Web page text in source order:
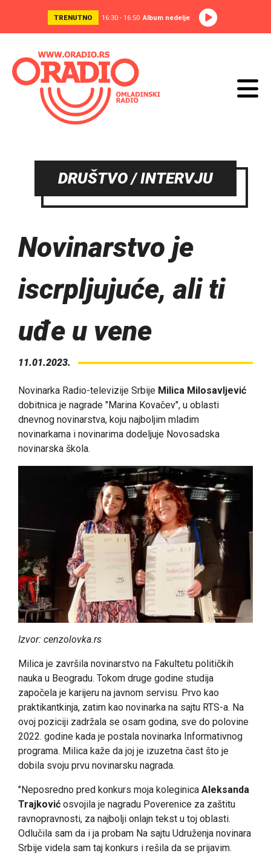
TRENUTNO 16:30 - 16:50 Album nedelje
DRUŠTVO / INTERVJU
Novinarstvo je
iscrpljujuće, ali ti
uđe u vene
11.01.2023.
Novinarka Radio-televizije Srbije Milica Milosavljević
dobitnica je nagrade "Marina Kovačev", u oblasti
dnevnog novinarstva, koju najboljim mladim
novinarkama i novinarima dodeljuje Novosadska
novinarska škola.
Izvor: cenzolovka.rs
Milica je završila novinarstvo na Fakultetu političkih
nauka u Beogradu. Tokom druge godine studija
započela je karijeru na javnom servisu. Prvo kao
praktikantkinja, zatim kao novinarka na sajtu RTS-a. Na
ovoj poziciji zadržala se osam godina, sve do polovine
2022. godine kada je postala novinarka Informativnog
programa. Milica kaže da joj je izuzetna čast što je
dobila svoju prvu novinarsku nagrada.
"Neposredno pred konkurs moja koleginica Aleksanda
Trajković osvojila je nagradu Poverenice za zaštitu
ravnopravnosti, za najbolji onlajn tekst u toj oblasti.
Odlučila sam da i ja probam Na sajtu Udruženja novinara
Srbije videla sam taj konkurs i rešila da se prijavim.